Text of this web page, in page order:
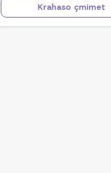
Krahaso çmimet